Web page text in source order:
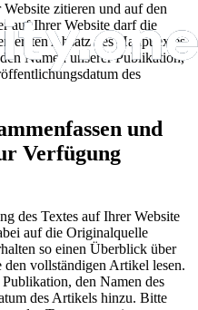
zitieren und auf den
auf Ihrer Website darf die
ersten Absatz des Haupttextes
Namen unserer Publikation,
des
und
Verfügung
des Textes auf Ihrer Website
auf die Originalquelle
so einen Überblick über
den vollständigen Artikel lesen.
den Namen des
des Artikels hinzu. Bitte